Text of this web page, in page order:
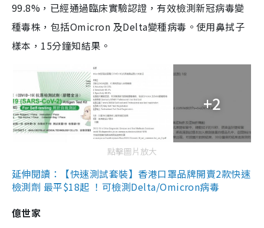
99.8%，已經通過臨床實驗認證，有效檢測新冠病毒變
種毒株，包括Omicron 及Delta變種病毒。使用鼻拭子
樣本，15分鐘知結果。
+2
點擊圖片放大
延伸閱讀：【快速測試套裝】香港口罩品牌開賣2款快速
檢測劑 最平$18起 ！可檢測Delta/Omicron病毒
億世家